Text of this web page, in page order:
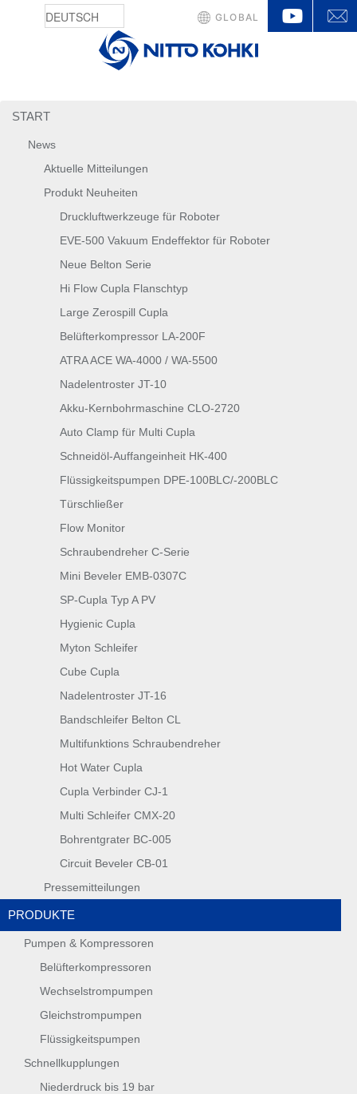
START
News
Aktuelle Mitteilungen
Produkt Neuheiten
Druckluftwerkzeuge für Roboter
EVE-500 Vakuum Endeffektor für Roboter
Neue Belton Serie
Hi Flow Cupla Flanschtyp
Large Zerospill Cupla
Belüfterkompressor LA-200F
ATRA ACE WA-4000 / WA-5500
Nadelentroster JT-10
Akku-Kernbohrmaschine CLO-2720
Auto Clamp für Multi Cupla
Schneidöl-Auffangeinheit HK-400
Flüssigkeitspumpen DPE-100BLC/-200BLC
Türschließer
Flow Monitor
Schraubendreher C-Serie
Mini Beveler EMB-0307C
SP-Cupla Typ A PV
Hygienic Cupla
Myton Schleifer
Cube Cupla
Nadelentroster JT-16
Bandschleifer Belton CL
Multifunktions Schraubendreher
Hot Water Cupla
Cupla Verbinder CJ-1
Multi Schleifer CMX-20
Bohrentgrater BC-005
Circuit Beveler CB-01
Pressemitteilungen
PRODUKTE
Pumpen & Kompressoren
Belüfterkompressoren
Wechselstrompumpen
Gleichstrompumpen
Flüssigkeitspumpen
Schnellkupplungen
Niederdruck bis 19 bar
GLOBAL